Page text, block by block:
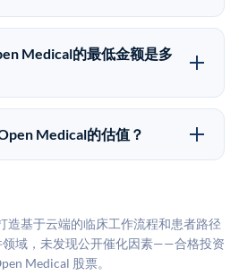
易商促成这些交易，代表双方处
宜。
退出途径：在二级市场将股份出
到公司完成IPO或被收购。两
、公司批准（优先购买权）和
Medical的最低金额是多
IPO产品的最低投资金额为
可能因产品和股份供应情况而有
Medical的估值？
司折扣，以反映流动性不足和信
投资建议，可能与实际交易价
造基于云端的临床工作流程和患者路径
域，未发现公开催化因素——合格投资
Medical 股票。